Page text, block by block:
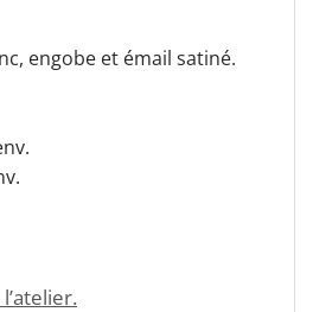
engobe et émail satiné.